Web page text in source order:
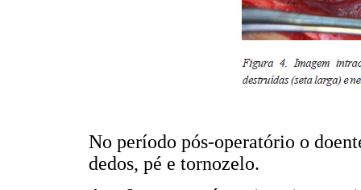
No período pós-operatório o
dedos, pé e tornozelo.